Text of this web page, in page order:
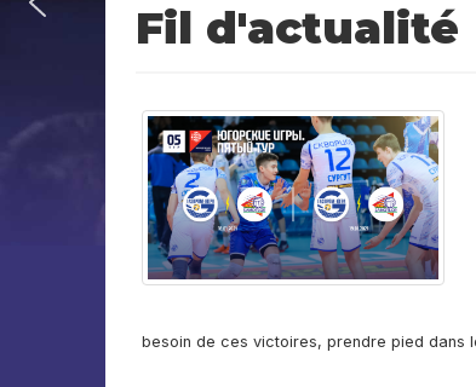
Fil d'actualité
besoin de ces victoires, prendre pied dans